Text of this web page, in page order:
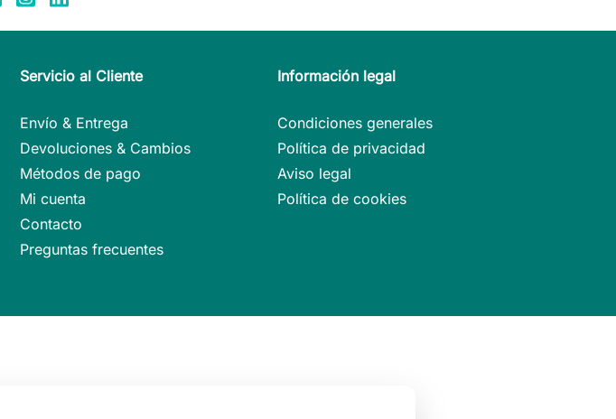
Servicio al Cliente
Envío & Entrega
Devoluciones & Cambios
Métodos de pago
Mi cuenta
Contacto
Preguntas frecuentes
Información legal
Condiciones generales
Política de privacidad
Aviso legal
Política de cookies